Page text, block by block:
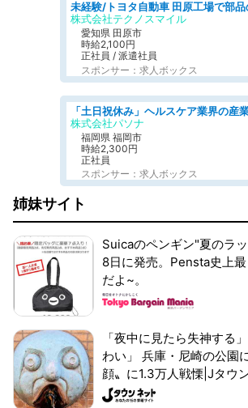
株式会社テクノスマイル
愛知県 田原市
時給2,100円
正社員 / 派遣社員
スポンサー：求人ボックス
株式会社パソナ
福岡県 福岡市
時給2,300円
正社員
スポンサー：求人ボックス
姉妹サイト
Suicaのペンギン"夏のラ
8日に発売。Pensta史上
だよ~。
「夜中に見たら失神する
わい」 兵庫・尼崎の公園
顔〟に1.3万人戦慄|Jタウ